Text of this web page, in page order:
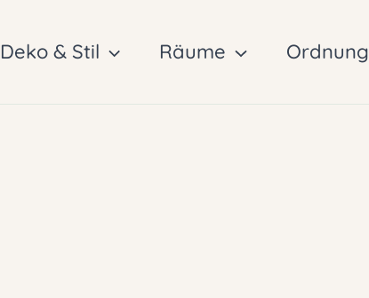
Deko & Stil Räume Ordnung